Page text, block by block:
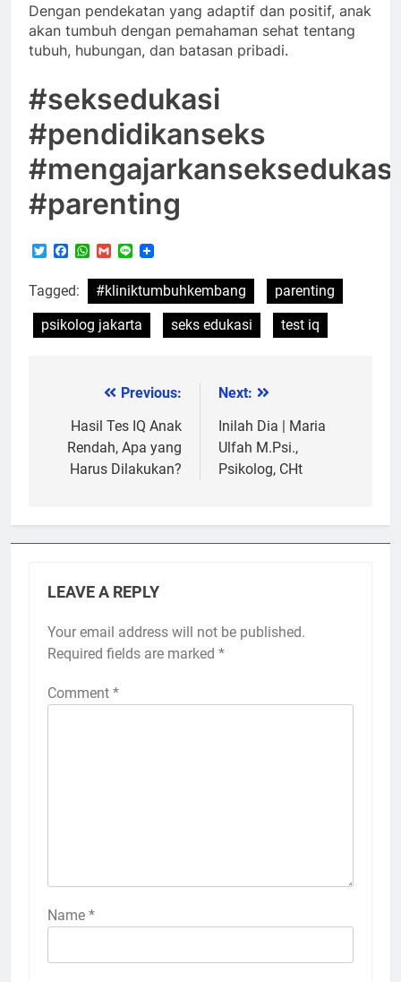
Dengan pendekatan yang adaptif dan positif, anak
akan tumbuh dengan pemahaman sehat tentang
tubuh, hubungan, dan batasan pribadi.
#seksedukasi
#pendidikanseks
#mengajarkanseksedukasi
#parenting
TwitterFacebook
WhatsApp
Gmail
Line
Tagged: #kliniktumbuhkembang
parenting
psikolog jakarta
seks edukasi test iq
navigation
Previous:
Hasil Tes IQ Anak
Rendah, Apa yang
Harus Dilakukan?
Next:
Inilah Dia | Maria
Ulfah M.Psi.,
Psikolog, CHt
LEAVE A REPLY
Your email address will not be published.
Required fields are marked *
Comment *
Name *